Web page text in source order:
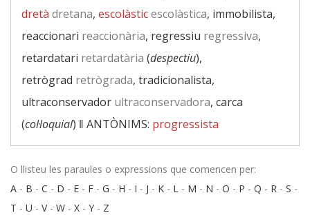
dretà dretana, escolàsticescolàstica, immobilista,
reaccionari reaccionària, regressiu regressiva,
retardatari retardatària (despectiu),
retrògrad retrògrada, tradicionalista,
ultraconservador ultraconservadora, carca
(col·loquial) ‖ ANTÒNIMS: progressista
O llisteu les paraules o expressions que comencen per:
A - B - C - D - E - F - G - H - I - J - K - L - M - N - O - P - Q - R - S -
T - U - V- W - X - Y - Z